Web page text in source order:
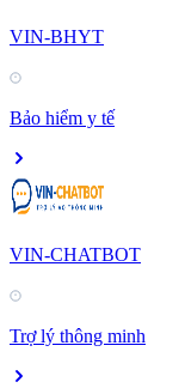
VIN-BHYT
Bảo hiểm y tế
VIN-CHATBOT
Trợ lý thông minh